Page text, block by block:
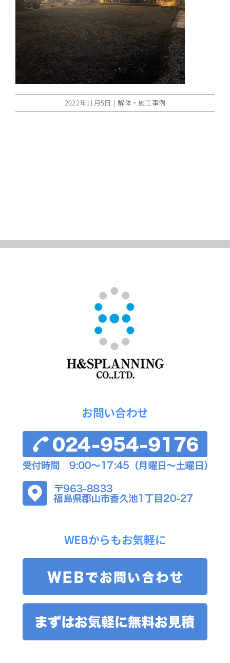
2022年11月5日 | 解体・施工事例
お問い合わせ
WEBからもお気軽に